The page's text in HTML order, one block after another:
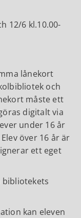
12/6 kl.10.00-
lånekort
och
måste ett
digitalt via
under 16 år
över 16 år är
ett eget
bibliotekets
kan eleven